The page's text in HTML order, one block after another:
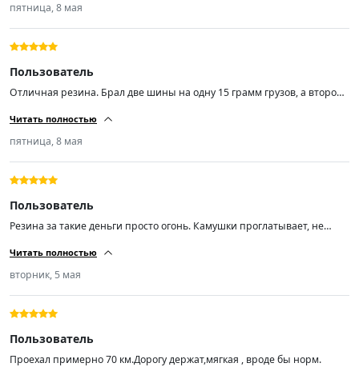
пятница, 8 мая
Пользователь
Отличная резина. Брал две шины на одну 15 грамм грузов, а второй
Читать полностью
пятница, 8 мая
Пользователь
Резина за такие деньги просто огонь. Камушки проглатывает, не
самое главное лучше нашей раз в 100.
Читать полностью
вторник, 5 мая
Пользователь
Проехал примерно 70 км.Дорогу держат,мягкая , вроде бы норм.